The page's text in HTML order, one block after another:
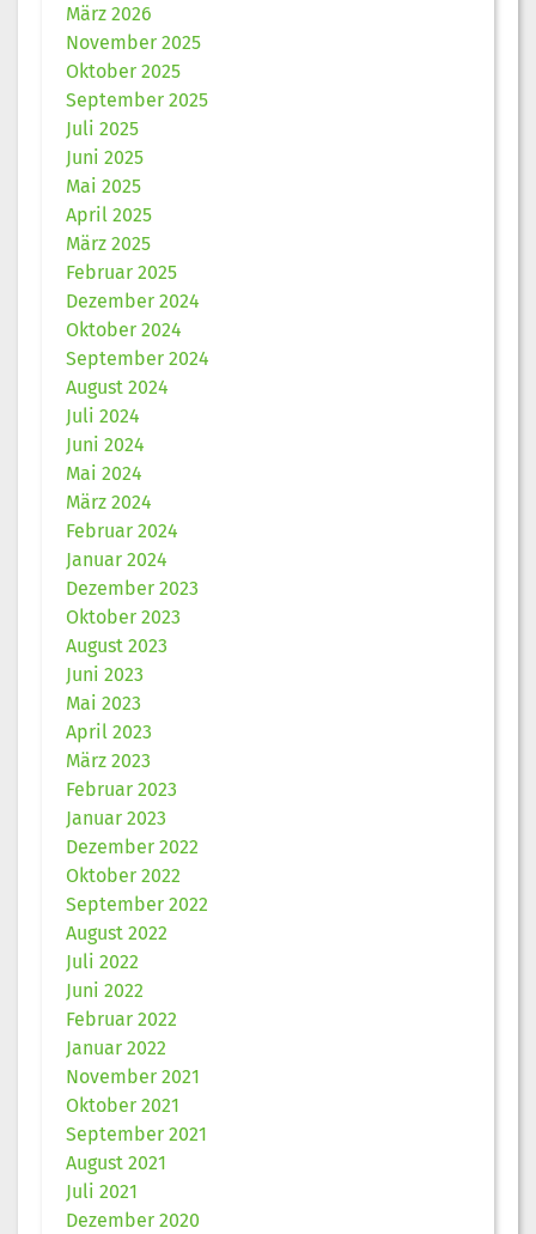
März 2026
November 2025
Oktober 2025
September 2025
Juli 2025
Juni 2025
Mai 2025
April 2025
März 2025
Februar 2025
Dezember 2024
Oktober 2024
September 2024
August 2024
Juli 2024
Juni 2024
Mai 2024
März 2024
Februar 2024
Januar 2024
Dezember 2023
Oktober 2023
August 2023
Juni 2023
Mai 2023
April 2023
März 2023
Februar 2023
Januar 2023
Dezember 2022
Oktober 2022
September 2022
August 2022
Juli 2022
Juni 2022
Februar 2022
Januar 2022
November 2021
Oktober 2021
September 2021
August 2021
Juli 2021
Dezember 2020